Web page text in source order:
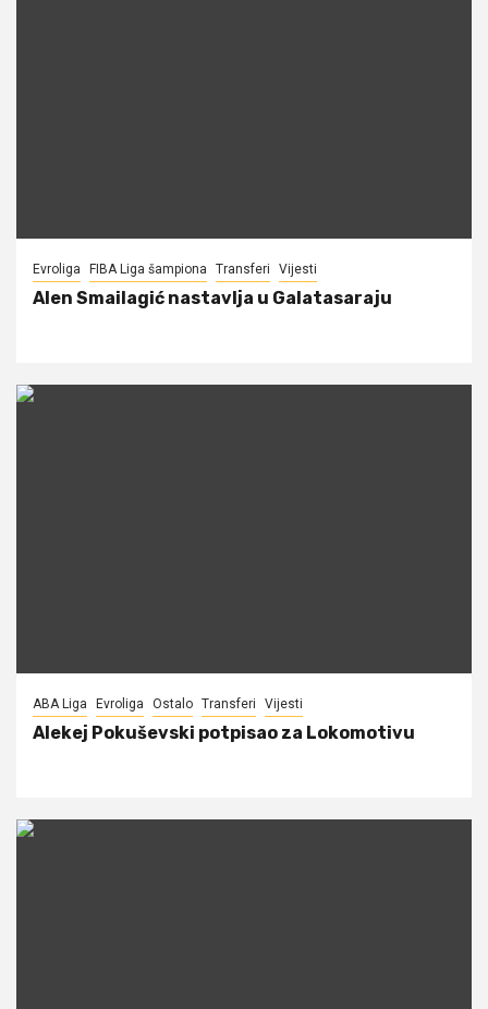
Evroliga FIBA Liga šampiona Transferi Vijesti
Alen Smailagić nastavlja u Galatasaraju
ABA Liga Evroliga Ostalo Transferi Vijesti
Alekej Pokuševski potpisao za Lokomotivu